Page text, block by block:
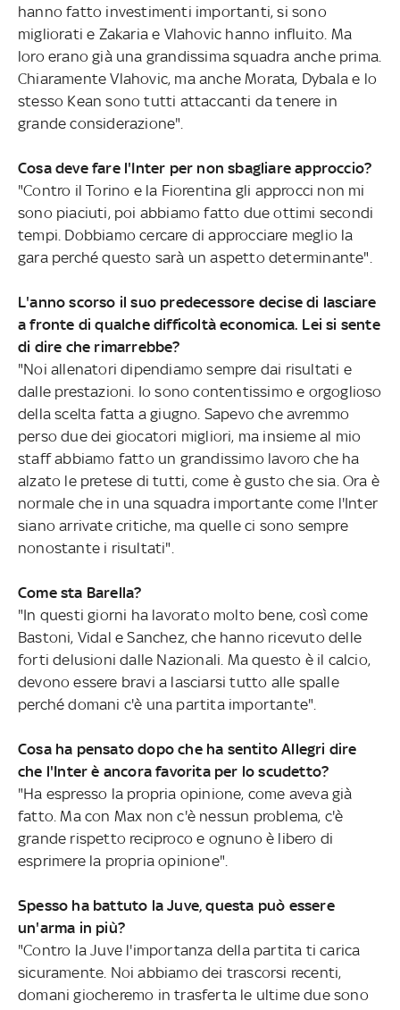
hanno fatto investimenti importanti, si sono
migliorati e Zakaria e Vlahovic hanno influito. Ma
loro erano già una grandissima squadra anche prima.
Chiaramente Vlahovic, ma anche Morata, Dybala e lo
stesso Kean sono tutti attaccanti da tenere in
grande considerazione".
Cosa deve fare l'Inter per non sbagliare approccio?
"Contro il Torino e la Fiorentina gli approcci non mi
sono piaciuti, poi abbiamo fatto due ottimi secondi
tempi. Dobbiamo cercare di approcciare meglio la
gara perché questo sarà un aspetto determinante".
L'anno scorso il suo predecessore decise di lasciare
a fronte di qualche difficoltà economica. Lei si sente
di dire che rimarrebbe?
"Noi allenatori dipendiamo sempre dai risultati e
dalle prestazioni. Io sono contentissimo e orgoglioso
della scelta fatta a giugno. Sapevo che avremmo
perso due dei giocatori migliori, ma insieme al mio
staff abbiamo fatto un grandissimo lavoro che ha
alzato le pretese di tutti, come è gusto che sia. Ora è
normale che in una squadra importante come l'Inter
siano arrivate critiche, ma quelle ci sono sempre
nonostante i risultati".
Come sta Barella?
"In questi giorni ha lavorato molto bene, così come
Bastoni, Vidal e Sanchez, che hanno ricevuto delle
forti delusioni dalle Nazionali. Ma questo è il calcio,
devono essere bravi a lasciarsi tutto alle spalle
perché domani c'è una partita importante".
Cosa ha pensato dopo che ha sentito Allegri dire
che l'Inter è ancora favorita per lo scudetto?
"Ha espresso la propria opinione, come aveva già
fatto. Ma con Max non c'è nessun problema, c'è
grande rispetto reciproco e ognuno è libero di
esprimere la propria opinione".
Spesso ha battuto la Juve, questa può essere
un'arma in più?
"Contro la Juve l'importanza della partita ti carica
sicuramente. Noi abbiamo dei trascorsi recenti,
domani giocheremo in trasferta le ultime due sono